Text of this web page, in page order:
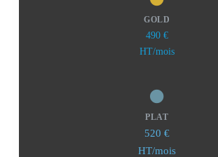
GOLD
490 €
HT/mois
PLAT
520 €
HT/mois